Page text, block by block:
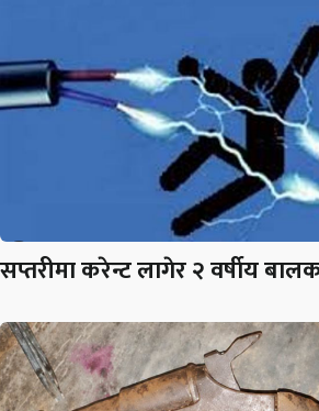
सप्तरीमा करेन्ट लागेर २ वर्षीय